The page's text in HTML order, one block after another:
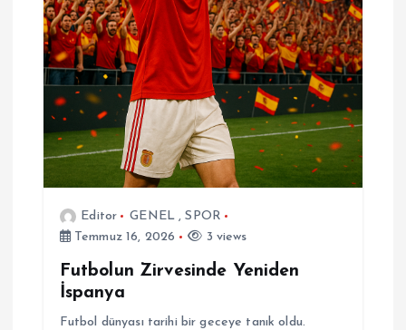
Editor GENEL,SPOR
Temmuz 16, 2026
3 views
Futbolun Zirvesinde Yeniden
İspanya
Futbol dünyası tarihi bir geceye tanık oldu.